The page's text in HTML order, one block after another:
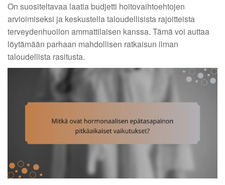
On suositeltavaa laatia budjetti hoitovaihtoehtojen
arvioimiseksi ja keskustella taloudellisista rajoitteista
terveydenhuollon ammattilaisen kanssa. Tämä voi auttaa
löytämään parhaan mahdollisen ratkaisun ilman
taloudellista rasitusta.